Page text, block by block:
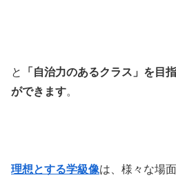
と
「自治力のあるクラス」を目
ができます。
理想とする学級像は、様々な場